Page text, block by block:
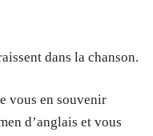
dans la chanson.
vous en souvenir
d’anglais et vous